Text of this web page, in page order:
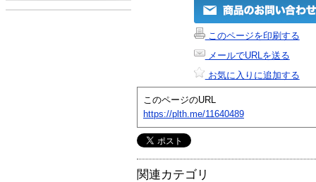
このページを印刷する
メールでURLを送る
お気に入りに追加する
このページのURL
https://plth.me/11640489
関連カテゴリ